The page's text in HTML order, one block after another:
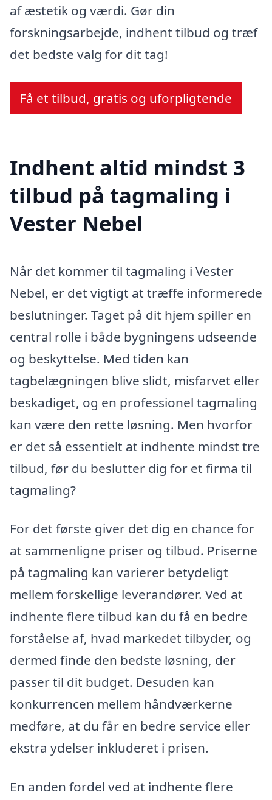
af æstetik og værdi. Gør din
forskningsarbejde, indhent tilbud og træf
det bedste valg for dit tag!
Få et tilbud, gratis og uforpligtende
Indhent altid mindst 3
tilbud på tagmaling i
Vester Nebel
Når det kommer til tagmaling i Vester
Nebel, er det vigtigt at træffe informerede
beslutninger. Taget på dit hjem spiller en
central rolle i både bygningens udseende
og beskyttelse. Med tiden kan
tagbelægningen blive slidt, misfarvet eller
beskadiget, og en professionel tagmaling
kan være den rette løsning. Men hvorfor
er det så essentielt at indhente mindst tre
tilbud, før du beslutter dig for et firma til
tagmaling?
For det første giver det dig en chance for
at sammenligne priser og tilbud. Priserne
på tagmaling kan varierer betydeligt
mellem forskellige leverandører. Ved at
indhente flere tilbud kan du få en bedre
forståelse af, hvad markedet tilbyder, og
dermed finde den bedste løsning, der
passer til dit budget. Desuden kan
konkurrencen mellem håndværkerne
medføre, at du får en bedre service eller
ekstra ydelser inkluderet i prisen.
En anden fordel ved at indhente flere